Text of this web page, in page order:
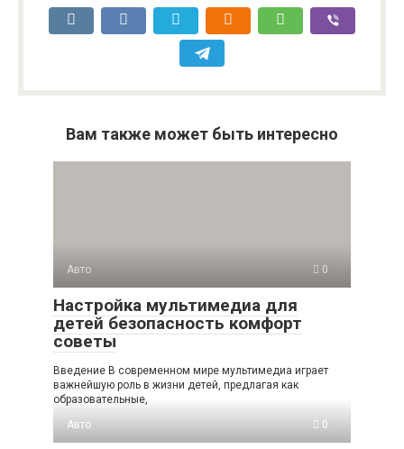
Вам также может быть интересно
Авто 0
Настройка мультимедиа для
детей безопасность комфорт
советы
Введение В современном мире мультимедиа играет
важнейшую роль в жизни детей, предлагая как
образовательные,
Авто
0